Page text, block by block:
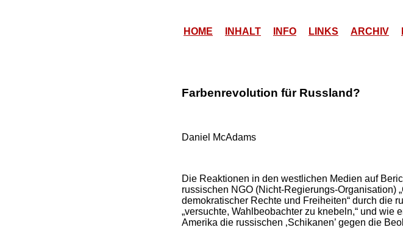
HOME INHALT INFO LINKS ARCHIV
Farbenrevolution für Russland?
Daniel McAdams
Die Reaktionen in den westlichen Medien auf
russischen NGO (Nicht-Regierungs-Organisation)
demokratischer Rechte und Freiheiten“ durch die
„versuchte, Wahlbeobachter zu knebeln,“ und wie
Amerika die russischen ‚Schikanen’ gegen die